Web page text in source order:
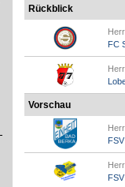
Rückblick
FC
Vorschau